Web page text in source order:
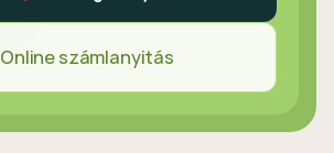
Online számlanyitás